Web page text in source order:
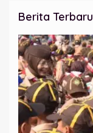
Berita Terbaru